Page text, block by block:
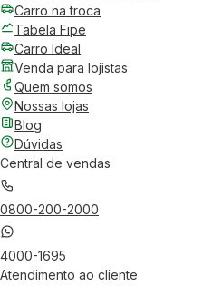
Carro na troca
Tabela Fipe
Carro Ideal
Venda para lojistas
Quem somos
Nossas lojas
Blog
Dúvidas
Central de vendas
0800-200-2000
4000-1695
Atendimento ao cliente